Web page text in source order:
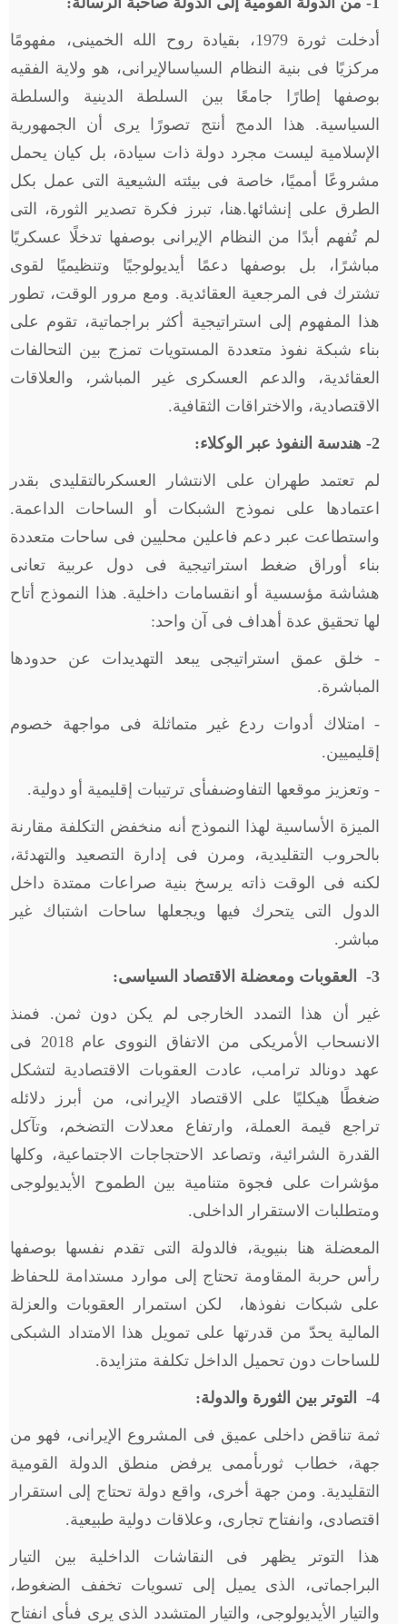
أدخلت ثورة 1979، بقيادة روح الله الخمينى، مفهومًا
مركزيًا فى بنية النظام السياسىالإيرانى، هو ولاية الفقيه
بوصفها إطارًا جامعًا بين السلطة الدينية والسلطة
السياسية. هذا الدمج أنتج تصورًا يرى أن الجمهورية
الإسلامية ليست مجرد دولة ذات سيادة، بل كيان يحمل
مشروعًا أمميًا، خاصة فى بيئته الشيعية التى عمل بكل
الطرق على إنشائها.هنا، تبرز فكرة تصدير الثورة، التى
لم تُفهم أبدًا من النظام الإيرانى بوصفها تدخلًا عسكريًا
مباشرًا، بل بوصفها دعمًا أيديولوجيًا وتنظيميًا لقوى
تشترك فى المرجعية العقائدية. ومع مرور الوقت، تطور
هذا المفهوم إلى استراتيجية أكثر براجماتية، تقوم على
بناء شبكة نفوذ متعددة المستويات تمزج بين التحالفات
العقائدية، والدعم العسكرى غير المباشر، والعلاقات
الاقتصادية، والاختراقات الثقافية.
2- هندسة النفوذ عبر الوكلاء:
لم تعتمد طهران على الانتشار العسكرىالتقليدى بقدر
اعتمادها على نموذج الشبكات أو الساحات الداعمة.
واستطاعت عبر دعم فاعلين محليين فى ساحات متعددة
بناء أوراق ضغط استراتيجية فى دول عربية تعانى
هشاشة مؤسسية أو انقسامات داخلية. هذا النموذج أتاح
لها تحقيق عدة أهداف فى آن واحد:
- خلق عمق استراتيجى يبعد التهديدات عن حدودها
المباشرة.
- امتلاك أدوات ردع غير متماثلة فى مواجهة خصوم
إقليميين.
- وتعزيز موقعها التفاوضىفىأى ترتيبات إقليمية أو دولية.
الميزة الأساسية لهذا النموذج أنه منخفض التكلفة مقارنة
بالحروب التقليدية، ومرن فى إدارة التصعيد والتهدئة،
لكنه فى الوقت ذاته يرسخ بنية صراعات ممتدة داخل
الدول التى يتحرك فيها ويجعلها ساحات اشتباك غير
مباشر.
3- العقوبات ومعضلة الاقتصاد السياسى:
غير أن هذا التمدد الخارجى لم يكن دون ثمن. فمنذ
الانسحاب الأمريكى من الاتفاق النووى عام 2018 فى
عهد دونالد ترامب، عادت العقوبات الاقتصادية لتشكل
ضغطًا هيكليًا على الاقتصاد الإيرانى، من أبرز دلائله
تراجع قيمة العملة، وارتفاع معدلات التضخم، وتآكل
القدرة الشرائية، وتصاعد الاحتجاجات الاجتماعية، وكلها
مؤشرات على فجوة متنامية بين الطموح الأيديولوجى
ومتطلبات الاستقرار الداخلى.
المعضلة هنا بنيوية، فالدولة التى تقدم نفسها بوصفها
رأس حربة المقاومة تحتاج إلى موارد مستدامة للحفاظ
على شبكات نفوذها، لكن استمرار العقوبات والعزلة
المالية يحدّ من قدرتها على تمويل هذا الامتداد الشبكى
للساحات دون تحميل الداخل تكلفة متزايدة.
4- التوتر بين الثورة والدولة:
ثمة تناقض داخلى عميق فى المشروع الإيرانى، فهو من
جهة، خطاب ثورىأممى يرفض منطق الدولة القومية
التقليدية. ومن جهة أخرى، واقع دولة تحتاج إلى استقرار
اقتصادى، وانفتاح تجارى، وعلاقات دولية طبيعية.
هذا التوتر يظهر فى النقاشات الداخلية بين التيار
البراجماتى، الذى يميل إلى تسويات تخفف الضغوط،
والتيار الأيديولوجى، والتيار المتشدد الذى يرى فىأى انفتاح